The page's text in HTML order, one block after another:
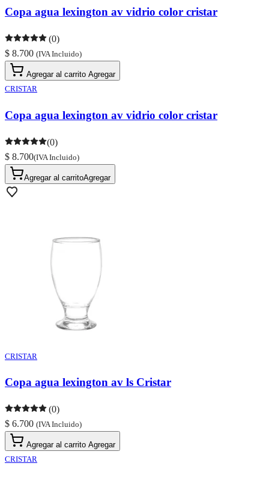
Copa agua lexington av vidrio color cristar
(0)
$ 8.700 (IVA Incluido)
Agregar al carrito Agregar
CRISTAR
Copa agua lexington av vidrio color cristar
(0)
$ 8.700(IVA Incluido)
Agregar al carritoAgregar
CRISTAR
Copa agua lexington av ls Cristar
(0)
$ 6.700 (IVA Incluido)
Agregar al carrito Agregar
CRISTAR